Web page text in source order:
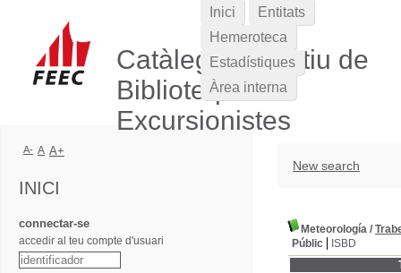
Catàleg Col·lectiu de
Biblioteques
Excursionistes
New search
Meteorología /
Públic
ISBD
Inici
Entitats
Hemeroteca
Estadístiques
Àrea interna
A- A A+
INICI
connectar-se
accedir al teu compte d'usuari